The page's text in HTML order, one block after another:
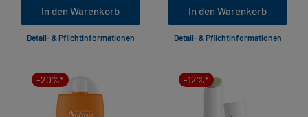
In den Warenkorb
Detail- & Pflichtinformationen
In den Warenkorb
Detail- & Pflichtinformationen
-20%* -12%*